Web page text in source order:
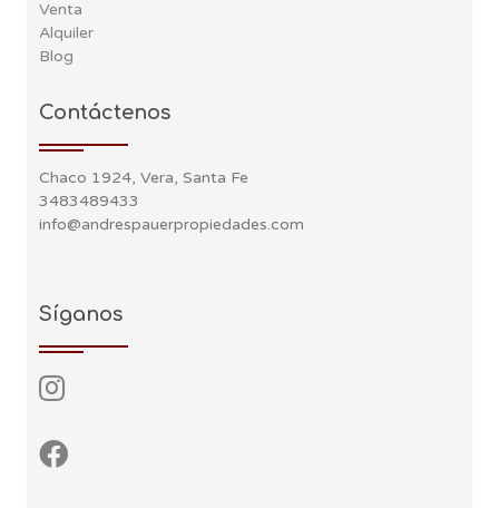
Venta
Alquiler
Blog
Contáctenos
Chaco 1924, Vera, Santa Fe
3483489433
info@andrespauerpropiedades.com
Síganos